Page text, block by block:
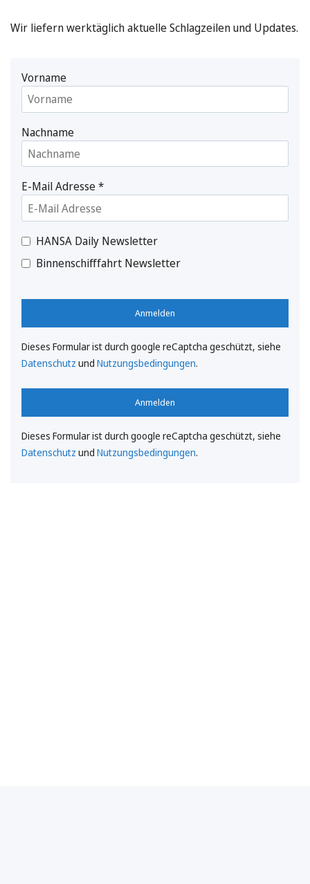
Wir liefern werktäglich aktuelle Schlagzeilen und Updates.
Vorname
Nachname
E-Mail Adresse*
HANSA Daily Newsletter
Binnenschifffahrt Newsletter
Anmelden
Dieses Formular ist durch google reCaptcha geschützt, siehe
Datenschutz und Nutzungsbedingungen.
Anmelden
Dieses Formular ist durch google reCaptcha geschützt, siehe
Datenschutz und Nutzungsbedingungen.